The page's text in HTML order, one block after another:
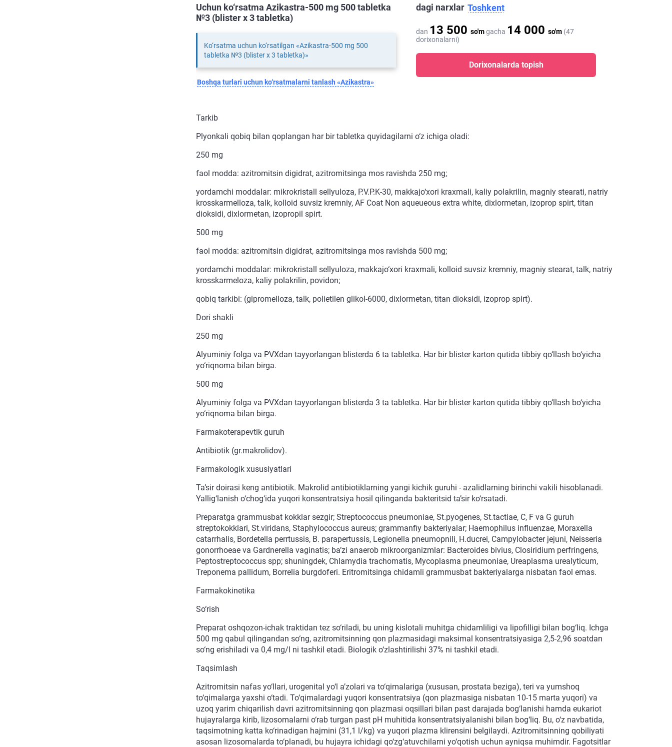
dagi narxlar Toshkent
dan 13 500 so'mgacha 14 000 so'm (47
dorixonalarni)
Dorixonalarda topish
Uchun ko‘rsatma Azikastra-500 mg 500 tabletka
№3 (blister х 3 tabletka)
Ko‘rsatma uchun ko‘rsatilgan «Azikastra-500 mg 500
tabletka №3 (blister х 3 tabletka)»
Boshqa turlari uchun ko‘rsatmalarni tanlash «Azikastra»
Tarkib
Plyonkali qobiq bilan qoplangan har bir tabletka quyidagilarni o‘z ichiga oladi:
250 mg
faol modda: azitromitsin digidrat, azitromitsinga mos ravishda 250 mg;
yordamchi moddalar: mikrokristall sellyuloza, P.V.P.K-30, makkajo‘xori kraxmali, kaliy polakrilin, magniy stearati, natriy
krosskarmelloza, talk, kolloid suvsiz kremniy, AF Coat Non aqueueous extra white, dixlormetan, izoprop spirt, titan
dioksidi, dixlormetan, izopropil spirt.
500 mg
faol modda: azitromitsin digidrat, azitromitsinga mos ravishda 500 mg;
yordamchi moddalar: mikrokristall sellyuloza, makkajo‘xori kraxmali, kolloid suvsiz kremniy, magniy stearat, talk, natriy
krosskarmeloza, kaliy polakrilin, povidon;
qobiq tarkibi: (gipromelloza, talk, polietilen glikol-6000, dixlormetan, titan dioksidi, izoprop spirt).
Dori shakli
250 mg
Alyuminiy folga va PVXdan tayyorlangan blisterda 6 ta tabletka. Har bir blister karton qutida tibbiy qo‘llash bo‘yicha
yo‘riqnoma bilan birga.
500 mg
Alyuminiy folga va PVXdan tayyorlangan blisterda 3 ta tabletka. Har bir blister karton qutida tibbiy qo‘llash bo‘yicha
yo‘riqnoma bilan birga.
Farmakoterapevtik guruh
Antibiotik (gr.makrolidov).
Farmakologik xususiyatlari
Ta’sir doirasi keng antibiotik. Makrolid antibiotiklarning yangi kichik guruhi - azalidlarning birinchi vakili hisoblanadi.
Yallig‘lanish o‘chog‘ida yuqori konsentratsiya hosil qilinganda bakteritsid ta’sir ko‘rsatadi.
Preparatga grammusbat kokklar sezgir; Streptococcus pneumoniae, St.pyogenes, St.tactiae, C, F va G guruh
streptokokklari, St.viridans, Staphylococcus aureus; grammanfiy bakteriyalar; Haemophilus influenzae, Moraxella
catarrhalis, Bordetella perrtussis, B. parapertussis, Legionella pneumopnili, H.ducrei, Campylobacter jejuni, Neisseria
gonorrhoeae va Gardnerella vaginatis; ba’zi anaerob mikroorganizmlar: Bacteroides bivius, Closiridium perfringens,
Peptostreptococcus spp; shuningdek, Chlamydia trachomatis, Mycoplasma pneumoniae, Ureaplasma urealyticum,
Treponema pallidum, Borrelia burgdoferi. Eritromitsinga chidamli grammusbat bakteriyalarga nisbatan faol emas.
Farmakokinetika
So‘rish
Preparat oshqozon-ichak traktidan tez so‘riladi, bu uning kislotali muhitga chidamliligi va lipofilligi bilan bog‘liq. Ichga
500 mg qabul qilingandan so‘ng, azitromitsinning qon plazmasidagi maksimal konsentratsiyasiga 2,5-2,96 soatdan
so‘ng erishiladi va 0,4 mg/l ni tashkil etadi. Biologik o‘zlashtirilishi 37% ni tashkil etadi.
Taqsimlash
Azitromitsin nafas yo‘llari, urogenital yo‘l a’zolari va to‘qimalariga (xususan, prostata beziga), teri va yumshoq
to‘qimalarga yaxshi o‘tadi. To‘qimalardagi yuqori konsentratsiya (qon plazmasiga nisbatan 10-15 marta yuqori) va
uzoq yarim chiqarilish davri azitromitsinning qon plazmasi oqsillari bilan past darajada bog‘lanishi hamda eukariot
hujayralarga kirib, lizosomalarni o‘rab turgan past pH muhitida konsentratsiyalanishi bilan bog‘liq. Bu, o‘z navbatida,
taqsimotning katta ko‘rinadigan hajmini (31,1 l/kg) va yuqori plazma klirensini belgilaydi. Azitromitsinning qobiliyati
asosan lizosomalarda to‘planadi, bu hujayra ichidagi qo‘zg‘atuvchilarni yo‘qotish uchun ayniqsa muhimdir. Fagotsitlar